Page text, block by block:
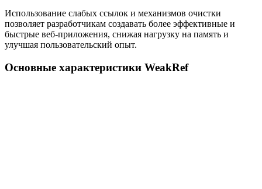
Использование слабых ссылок и механизмов очистки
позволяет разработчикам создавать более эффективные и
быстрые веб-приложения, снижая нагрузку на память и
улучшая пользовательский опыт.
Основные характеристики WeakRef